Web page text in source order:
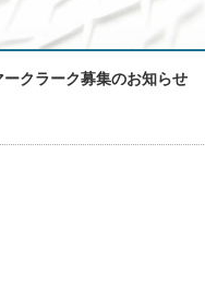
クラーク募集のお知らせ